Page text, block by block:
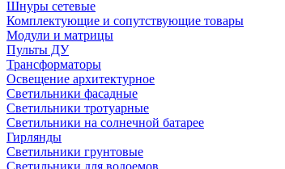
Шнуры сетевые
Комплектующие и сопутствующие товары
Модули и матрицы
Пульты ДУ
Трансформаторы
Освещение архитектурное
Светильники фасадные
Светильники тротуарные
Светильники на солнечной батарее
Гирлянды
Светильники грунтовые
Светильники для водоемов